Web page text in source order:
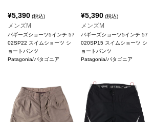
¥5,390 (税込)
メンズM
バギーズショーツ5インチ 57
02SP22 スイムショーツ シ
ョートパンツ
Patagonia/パタゴニア
¥5,390(税込)
メンズM
バギーズショーツ5インチ 57
020SP15 スイムショーツ シ
ョートパンツ
Patagonia/パタゴニア